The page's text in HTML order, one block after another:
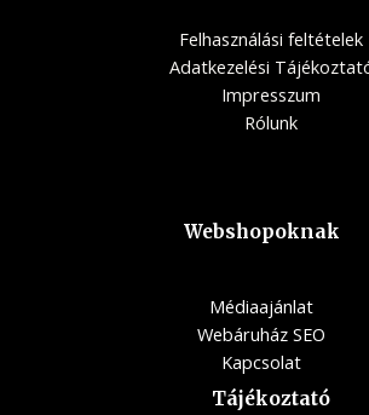
Felhasználási feltételek
Adatkezelési
Impresszum
Rólunk
Webshopoknak
Médiaajánlat
Webáruház SEO
Kapcsolat
Tájékoztató